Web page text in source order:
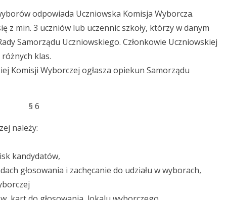
odpowiada Uczniowska Komisja Wyborcza.
z min. 3 uczniów lub uczennic szkoły, którzy w danym
Samorządu Uczniowskiego. Członkowie Uczniowskiej
klas.
Komisji Wyborczej ogłasza opiekun Samorządu
§ 6
należy:
kandydatów,
głosowania i zachęcanie do udziału w wyborach,